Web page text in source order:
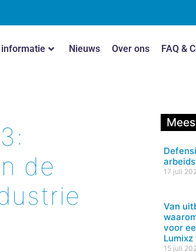
Nieuws Over ons FAQ &
de
17 juli
Van
voor
Lumixz
15 juli